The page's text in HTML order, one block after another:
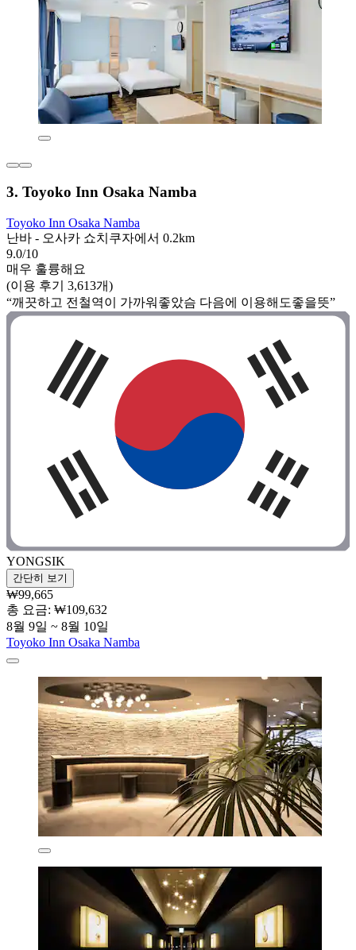
3. Toyoko Inn Osaka Namba
Toyoko Inn Osaka Namba
난바 - 오사카 쇼치쿠자에서 0.2km
9.0/10
매우 훌륭해요
(이용 후기 3,613개)
“깨끗하고 전철역이 가까워좋았슴 다음에 이용해도좋을뜻”
YONGSIK
간단히 보기
₩99,665
총 요금: ₩109,632
8월 9일 ~ 8월 10일
Toyoko Inn Osaka Namba